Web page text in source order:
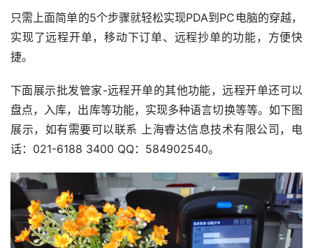
只需上面简单的5个步骤就轻松实现PDA到PC电脑的穿越，
实现了远程开单，移动下订单、远程抄单的功能，方便快
捷。
下面展示批发管家-远程开单的其他功能，远程开单还可以
盘点，入库，出库等功能，实现多种语言切换等等。如下图
展示，如有需要可以联系 上海睿达信息技术有限公司，电
话：021-6188 3400 QQ：584902540。